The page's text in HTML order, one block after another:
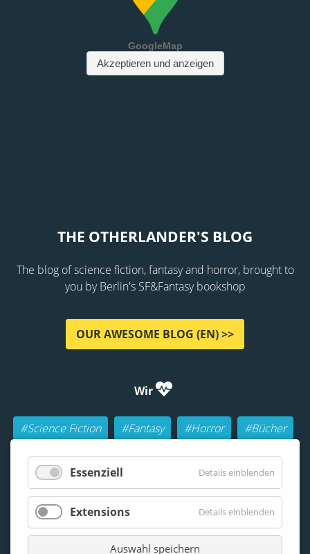
THE OTHERLANDER'S BLOG
The blog of science fiction, fantasy and horror, brought to
you by Berlin's SF&Fantasy bookshop
OUR AWESOME BLOG (EN) >>
Wir
#Science Fiction #Fantasy #Horror
#Bücher
#Autoren
#Buch-Geeks
#Rollenspiele (RPGs)
Essenziell Details einblenden
Extensions Details einblenden
Auswahl speichern